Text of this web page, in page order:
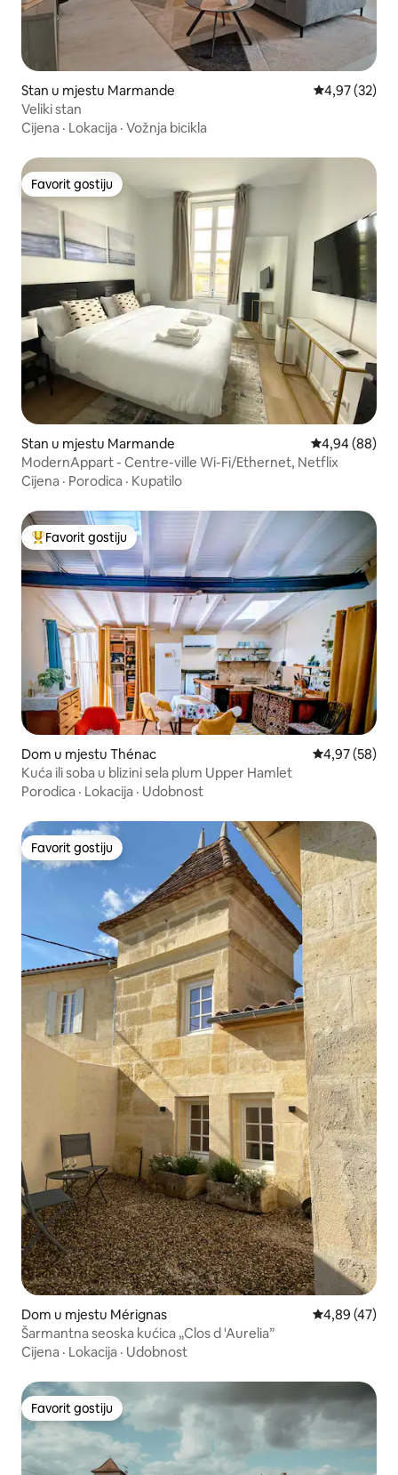
Stan u mjestu Marmande Prosječna
4,97 (32)
Veliki stan
Cijena · Lokacija · Vožnja bicikla
Favorit gostiju
Favorit gostiju
Stan u mjestu Marmande Prosječna
4,94 (88)
ModernAppart - Centre-ville Wi-Fi/Ethernet, Netflix
Cijena · Porodica · Kupatilo
Glavni favorit gostiju
Favorit gostiju
Dom u mjestu Thénac Prosječna
4,97 (58)
Kuća ili soba u blizini sela plum Upper Hamlet
Porodica · Lokacija · Udobnost
Favorit gostiju
Favorit gostiju
Dom u mjestu Mérignas Prosječna
4,89 (47)
Šarmantna seoska kućica „Clos d 'Aurelia”
Cijena · Lokacija · Udobnost
Favorit gostiju
Favorit gostiju